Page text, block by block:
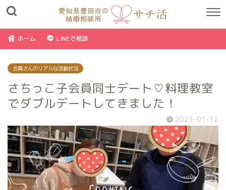
ホーム LINEで相談
会員さんのリアルな活動状況
さちっこ子会員同士デート♡料理教室
でダブルデートしてきました！
2023-01-12